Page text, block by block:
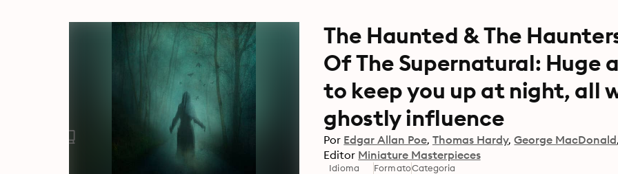
The Haunted & The
Of The Supernatural: Huge
to keep you up at night, all
ghostly influence
Por Edgar Allan Poe Thomas Hardy George MacDonald
Editor Miniature Masterpieces
Idioma FormatoCategoria